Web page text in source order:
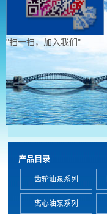
产品目录
齿轮油泵系列
离心油泵系列
"扫一扫，加入我们"